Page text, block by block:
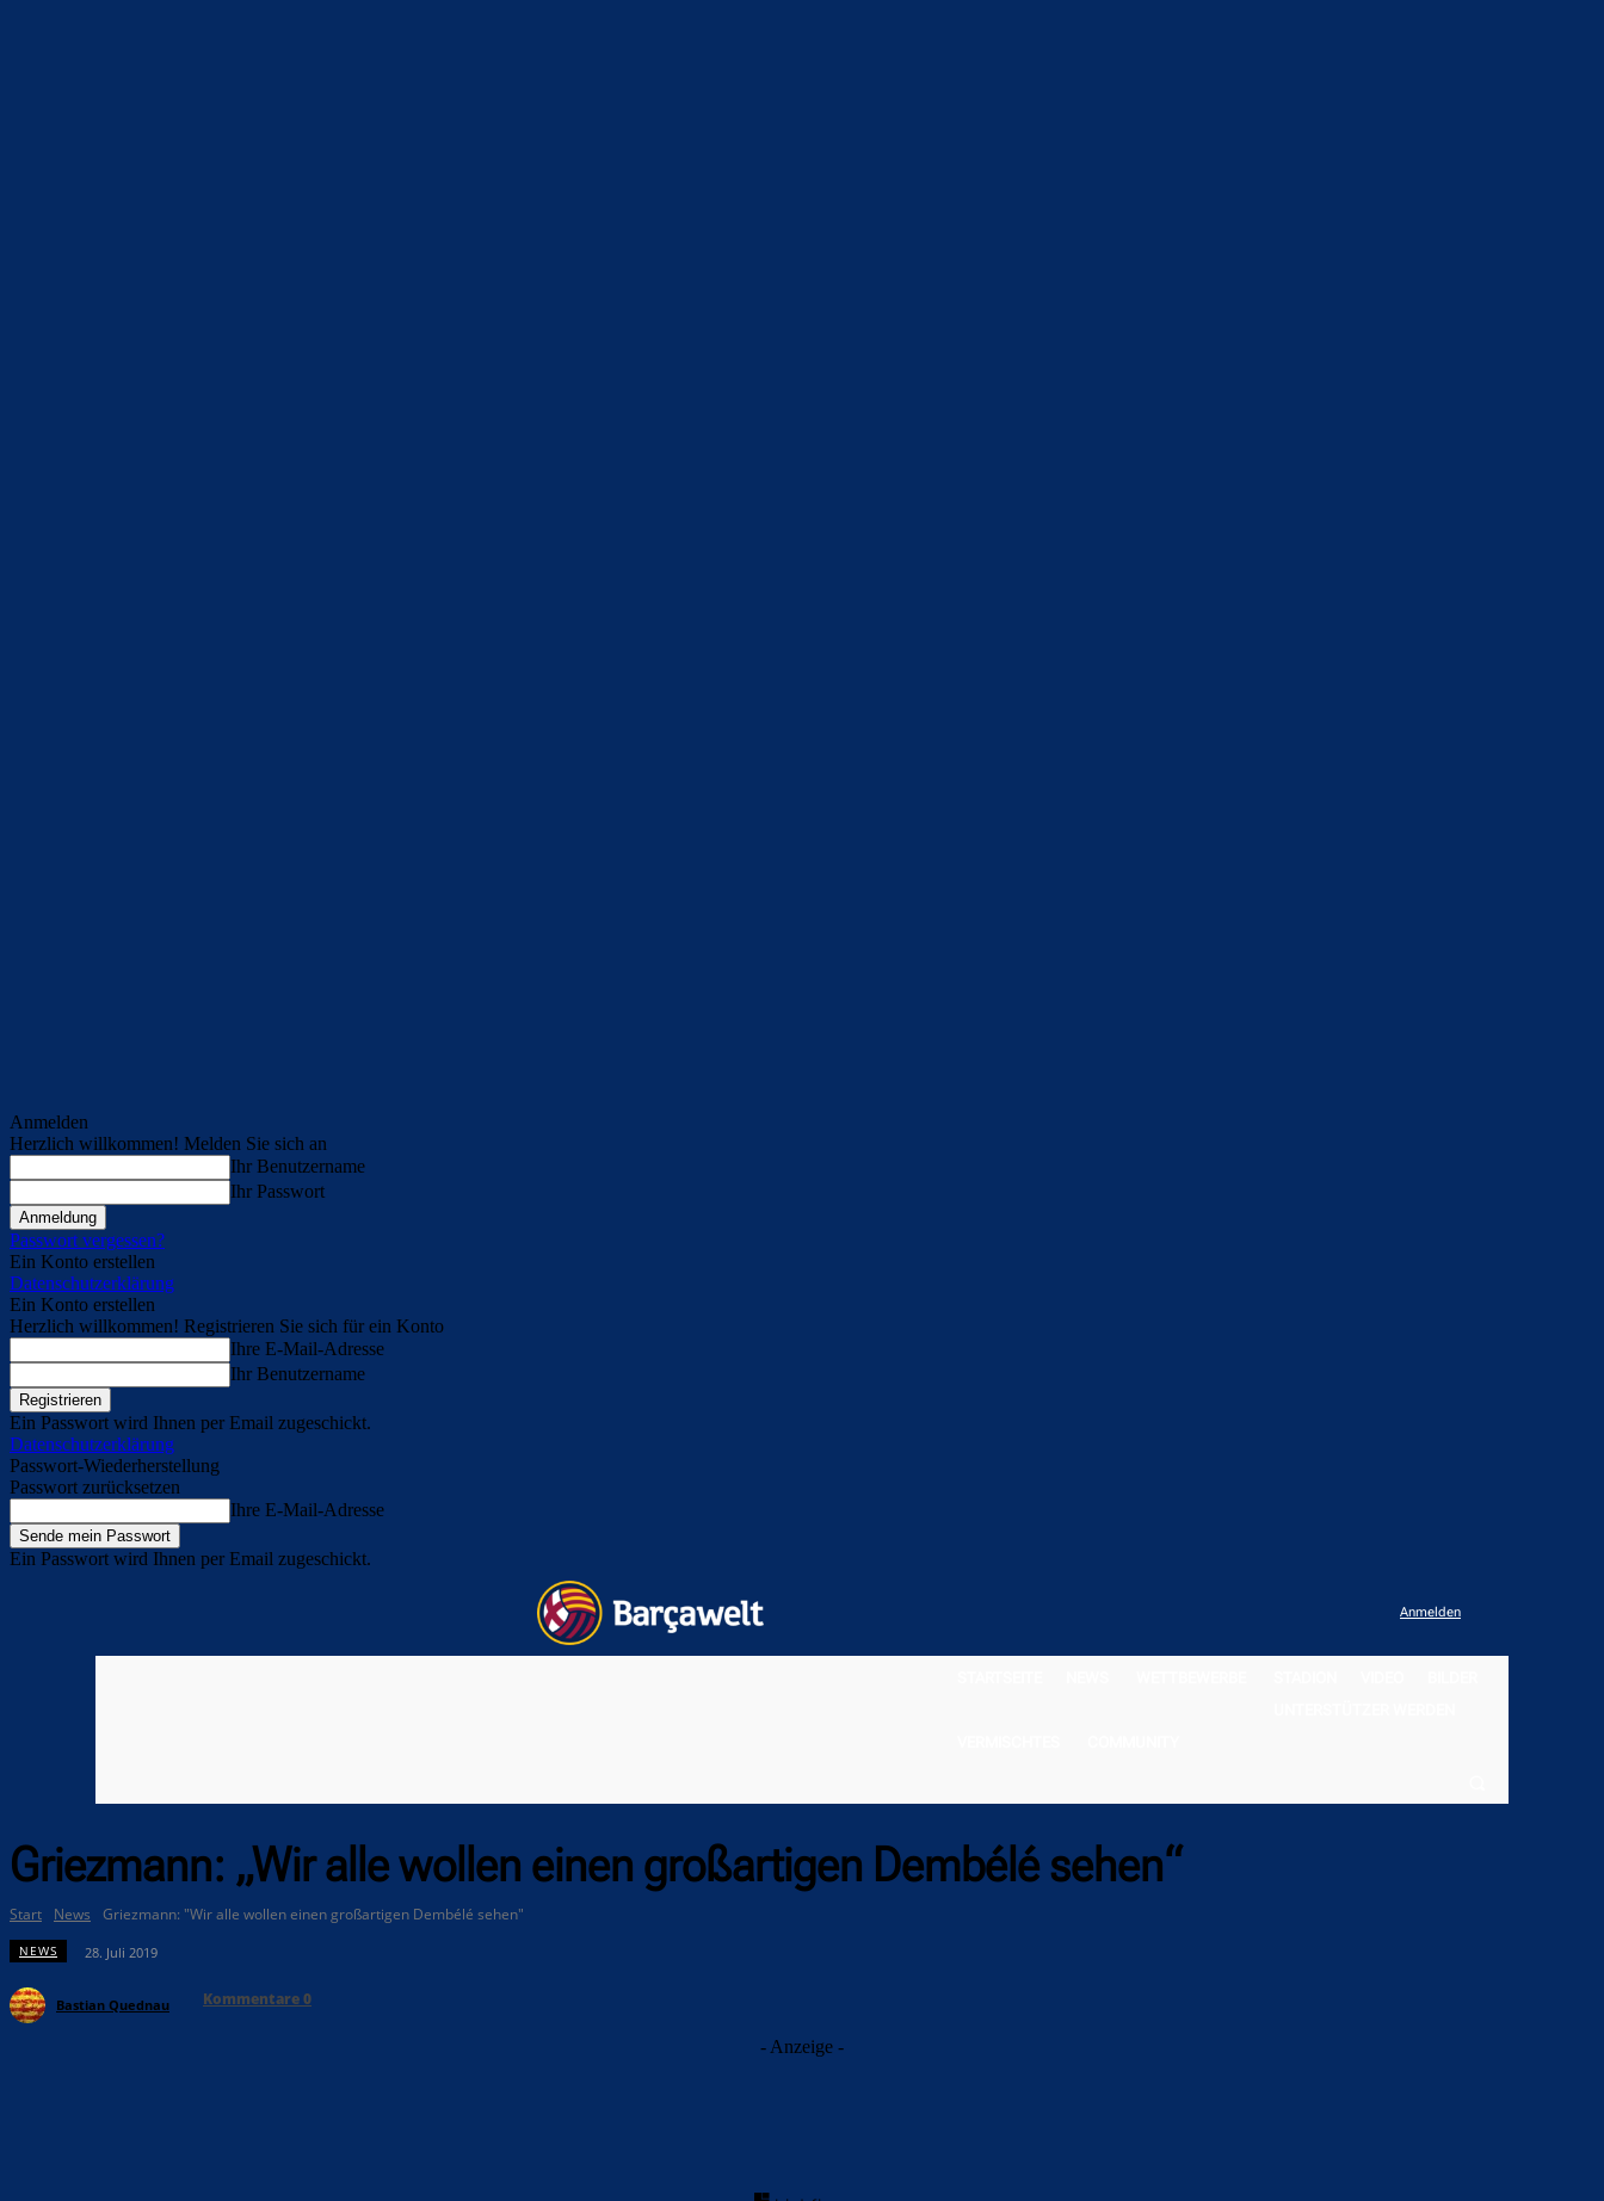
Anmelden
Herzlich willkommen! Melden Sie sich an
Ihr Benutzername
Ihr Passwort
Passwort vergessen?
Ein Konto erstellen
Datenschutzerklärung
Ein Konto erstellen
Herzlich willkommen! Registrieren Sie sich für ein Konto
Ihre E-Mail-Adresse
Ihr Benutzername
Ein Passwort wird Ihnen per Email zugeschickt.
Datenschutzerklärung
Passwort-Wiederherstellung
Passwort zurücksetzen
Ihre E-Mail-Adresse
Ein Passwort wird Ihnen per Email zugeschickt.
Anmelden
Griezmann: „Wir alle wollen einen großartigen Dembélé sehen“
Start News Griezmann: "Wir alle wollen einen großartigen Dembélé sehen"
NEWS 28. Juli 2019
Bastian Quednau Kommentare0
- Anzeige -